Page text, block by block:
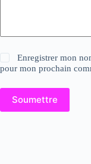
Enregistrer mon
pour mon prochain
Soumettre